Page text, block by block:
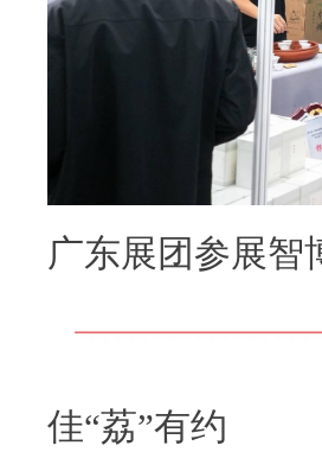
广东展团参展智
佳“荔”有约